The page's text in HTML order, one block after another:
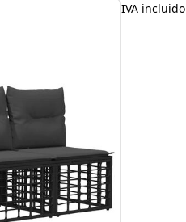
IVA incluido